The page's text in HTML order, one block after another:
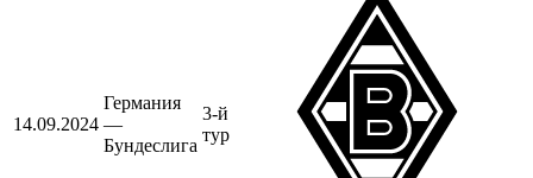
14.09.2024
Германия
—
Бундеслига
3-й
тур